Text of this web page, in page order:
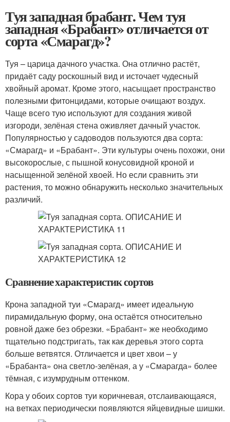
Туя западная брабант. Чем туя
западная «Брабант» отличается от
сорта «Смарагд»?
Туя – царица дачного участка. Она отлично растёт,
придаёт саду роскошный вид и источает чудесный
хвойный аромат. Кроме этого, насыщает пространство
полезными фитонцидами, которые очищают воздух.
Чаще всего тую используют для создания живой
изгороди, зелёная стена оживляет дачный участок.
Популярностью у садоводов пользуются два сорта:
«Смарагд» и «Брабант». Эти культуры очень похожи, они
высокорослые, с пышной конусовидной кроной и
насыщенной зелёной хвоей. Но если сравнить эти
растения, то можно обнаружить несколько значительных
различий.
Сравнение характеристик сортов
Крона западной туи «Смарагд» имеет идеальную
пирамидальную форму, она остаётся относительно
ровной даже без обрезки. «Брабант» же необходимо
тщательно подстригать, так как деревья этого сорта
больше ветвятся. Отличается и цвет хвои – у
«Брабанта» она светло-зелёная, а у «Смарагда» более
тёмная, с изумрудным оттенком.
Кора у обоих сортов туи коричневая, отслаивающаяся,
на ветках периодически появляются яйцевидные шишки.